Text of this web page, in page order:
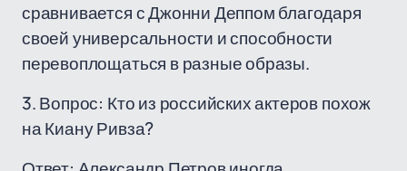
сравнивается с Джонни Деппом благодаря
своей универсальности и способности
перевоплощаться в разные образы.
3. Вопрос: Кто из российских актеров похож
на Киану Ривза?